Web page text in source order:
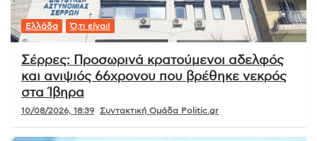
Ελλάδα Ό,τι είναι!
Σέρρες: Προσωρινά κρατούμενοι αδελφός
και ανιψιός 66χρονου που βρέθηκε νεκρός
στα Ίβηρα
10/08/2026, 18:39 Συντακτική Ομάδα Politic.gr